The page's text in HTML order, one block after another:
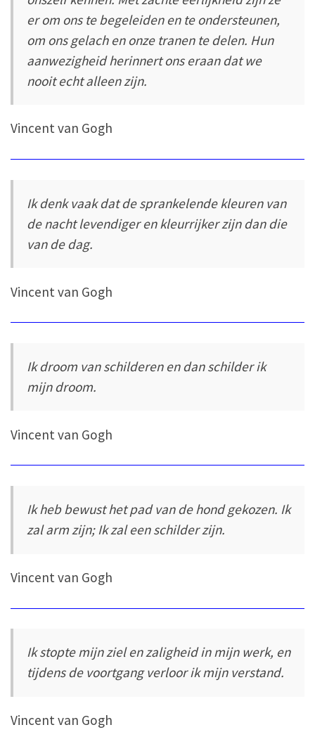
er om ons te begeleiden en te ondersteunen,
om ons gelach en onze tranen te delen. Hun
aanwezigheid herinnert ons eraan dat we
nooit echt alleen zijn.
Vincent van Gogh
Ik denk vaak dat de sprankelende kleuren van
de nacht levendiger en kleurrijker zijn dan die
van de dag.
Vincent van Gogh
Ik droom van schilderen en dan schilder ik
mijn droom.
Vincent van Gogh
Ik heb bewust het pad van de hond gekozen. Ik
zal arm zijn; Ik zal een schilder zijn.
Vincent van Gogh
Ik stopte mijn ziel en zaligheid in mijn werk, en
tijdens de voortgang verloor ik mijn verstand.
Vincent van Gogh